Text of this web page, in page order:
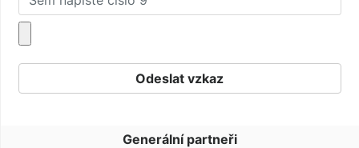
Generální partneři